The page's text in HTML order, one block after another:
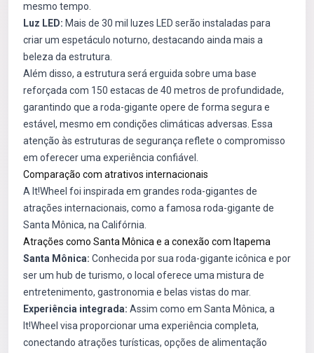
mesmo tempo.
Luz LED: Mais de 30 mil luzes LED serão instaladas para
criar um espetáculo noturno, destacando ainda mais a
beleza da estrutura.
Além disso, a estrutura será erguida sobre uma base
reforçada com 150 estacas de 40 metros de profundidade,
garantindo que a roda-gigante opere de forma segura e
estável, mesmo em condições climáticas adversas. Essa
atenção às estruturas de segurança reflete o compromisso
em oferecer uma experiência confiável.
Comparação com atrativos internacionais
A It!Wheel foi inspirada em grandes roda-gigantes de
atrações internacionais, como a famosa roda-gigante de
Santa Mônica, na Califórnia.
Atrações como Santa Mônica e a conexão com Itapema
Santa Mônica: Conhecida por sua roda-gigante icônica e por
ser um hub de turismo, o local oferece uma mistura de
entretenimento, gastronomia e belas vistas do mar.
Experiência integrada: Assim como em Santa Mônica, a
It!Wheel visa proporcionar uma experiência completa,
conectando atrações turísticas, opções de alimentação